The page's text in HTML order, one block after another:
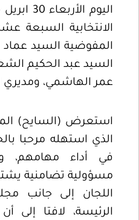
اليوم
الانتخابية السبعة
المفوضية السيد
السيد عبد الحكيم
عمر الهاشمي، ومديري
استعرض (السايح)
الذي استهله مرحبا
في أداء مهامهم،
مسؤولية تضامنية
اللجان إلى جانب
الرئيسة، لافتا إلى